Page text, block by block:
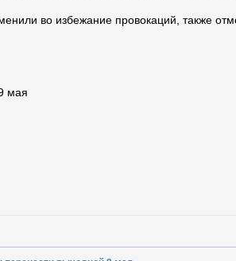
во избежание провокаций, также
мая